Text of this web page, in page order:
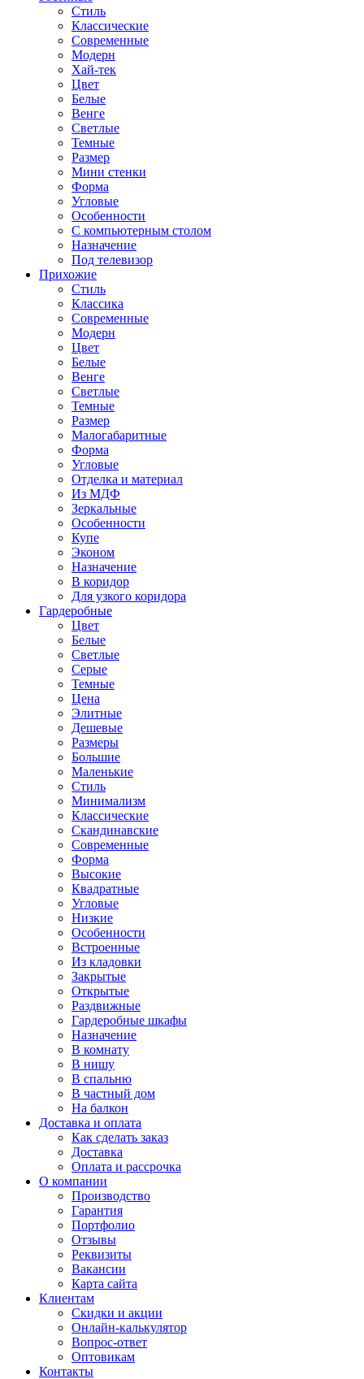
Стиль
Классические
Современные
Модерн
Хай-тек
Цвет
Белые
Венге
Светлые
Темные
Размер
Мини стенки
Форма
Угловые
Особенности
С компьютерным столом
Назначение
Под телевизор
Прихожие
Стиль
Классика
Современные
Модерн
Цвет
Белые
Венге
Светлые
Темные
Размер
Малогабаритные
Форма
Угловые
Отделка и материал
Из МДФ
Зеркальные
Особенности
Купе
Эконом
Назначение
В коридор
Для узкого коридора
Гардеробные
Цвет
Белые
Светлые
Серые
Темные
Цена
Элитные
Дешевые
Размеры
Большие
Маленькие
Стиль
Минимализм
Классические
Скандинавские
Современные
Форма
Высокие
Квадратные
Угловые
Низкие
Особенности
Встроенные
Из кладовки
Закрытые
Открытые
Раздвижные
Гардеробные шкафы
Назначение
В комнату
В нишу
В спальню
В частный дом
На балкон
Доставка и оплата
Как сделать заказ
Доставка
Оплата и рассрочка
О компании
Производство
Гарантия
Портфолио
Отзывы
Реквизиты
Вакансии
Карта сайта
Клиентам
Скидки и акции
Онлайн-калькулятор
Вопрос-ответ
Оптовикам
Контакты